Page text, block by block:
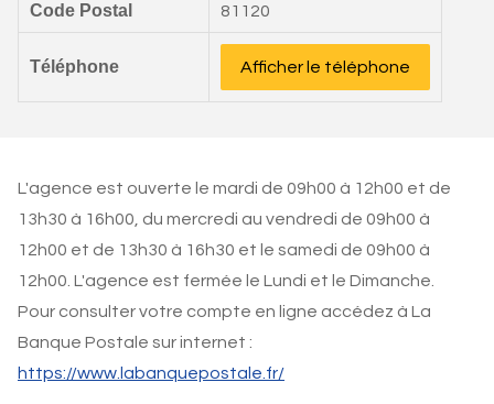
Code Postal 81120
Téléphone Afficher le téléphone
L'agence est ouverte le mardi de 09h00 à 12h00 et de
13h30 à 16h00, du mercredi au vendredi de 09h00 à
12h00 et de 13h30 à 16h30 et le samedi de 09h00 à
12h00. L'agence est fermée le Lundi et le Dimanche.
Pour consulter votre compte en ligne accédez à La
Banque Postale sur internet :
https://www.labanquepostale.fr/